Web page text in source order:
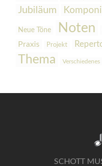
Jubiläum
Neue Töne Noten
Praxis Projekt
Thema Verschiedenes
SCHOTT